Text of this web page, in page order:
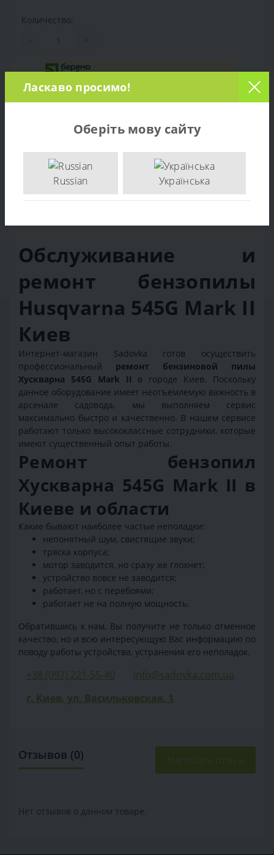
Количество:
Обзор товара
Обслуживание и
ремонт бензопилы
Husqvarna 545G Mark II
Киев
Интернет-магазин Sadovka готов осуществить
профессиональный ремонт бензиновой пилы
Хускварна 545G Mark II
в городе Киев. Поскольку
данное оборудование имеет неотъемлемую важность в
арсенале садовода, мы выполняем сервис
максимально быстро и качественно. В нашем сервисе
работают только высококлассные сотрудники, которые
имеют существенный опыт работы.
Ремонт бензопил
Хускварна 545G Mark II в
Киеве и области
Какие бывают наиболее частые неполадки:
непонятный шум, свистящие звуки;
тряска корпуса;
мотор заводится, но сразу же глохнет;
устройство вовсе не заводится;
работает, но с перебоями;
работает не на полную мощность.
Обратившись к нам, Вы получите не только отменное
качество, но и всю интересующую Вас информацию по
поводу работы устройства, устранения его неполадок.
+38 (097) 221-55-40
info@sadovka.com.ua
г. Киев, ул. Васильковская, 1
Отзывов (0) Написать отзыв
Нет отзывов о данном товаре.
Ласкаво просимо!
Оберіть мову сайту
Russian Українська